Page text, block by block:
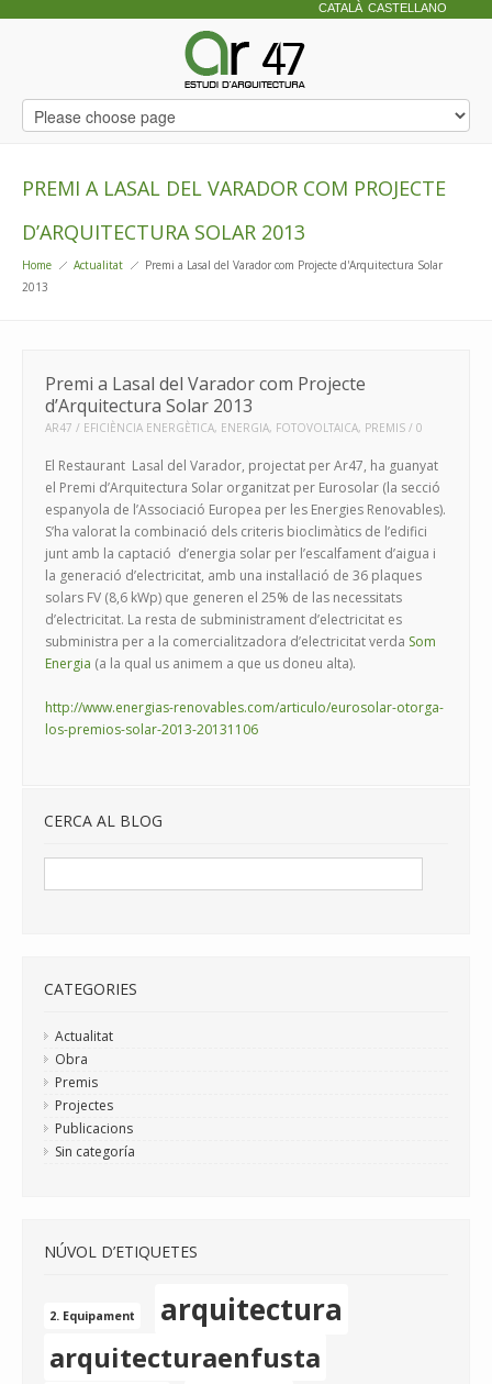
CATALÀ CASTELLANO
PREMI A LASAL DEL VARADOR COM PROJECTE
D’ARQUITECTURA SOLAR 2013
Home Actualitat
Premi a Lasal del Varador com Projecte d'Arquitectura Solar
2013
Premi a Lasal del Varador com Projecte
d’Arquitectura Solar 2013
AR47 EFICIÈNCIA ENERGÈTICA, ENERGIA, FOTOVOLTAICA, PREMIS 0
El Restaurant Lasal del Varador, projectat per Ar47, ha guanyat
el Premi d’Arquitectura Solar organitzat per Eurosolar (la secció
espanyola de l’Associació Europea per les Energies Renovables).
S’ha valorat la combinació dels criteris bioclimàtics de l’edifici
junt amb la captació d’energia solar per l’escalfament d’aigua i
la generació d’electricitat, amb una instal·lació de 36 plaques
solars FV (8,6 kWp) que generen el 25% de las necessitats
d’electricitat. La resta de subministrament d’electricitat es
subministra per a la comercialitzadora d’electricitat verda Som
Energia (a la qual us animem a que us doneu alta).
http://www.energias-renovables.com/articulo/eurosolar-otorga-
los-premios-solar-2013-20131106
CERCA AL BLOG
CATEGORIES
Actualitat
Obra
Premis
Projectes
Publicacions
Sin categoría
NÚVOL D’ETIQUETES
2. Equipament arquitectura
arquitecturaenfusta